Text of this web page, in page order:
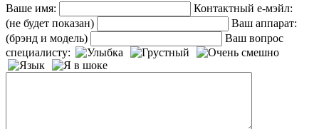
Ваше имя:
Контактный е-мэйл:
(не будет показан)
Ваш аппарат:
(брэнд и модель)
Ваш вопрос
специалисту: